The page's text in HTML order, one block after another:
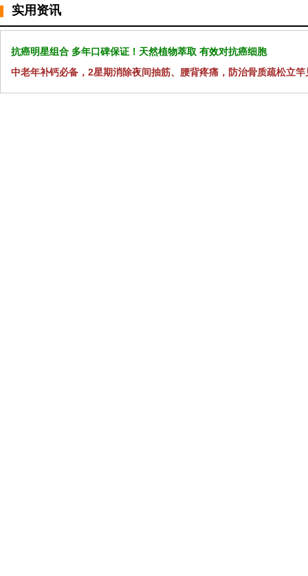
实用资讯
抗癌明星组合 多年口碑保证！天然植物萃取 有效对抗癌细胞
中老年补钙必备，2星期消除夜间抽筋、腰背疼痛，防治骨质疏松立竿